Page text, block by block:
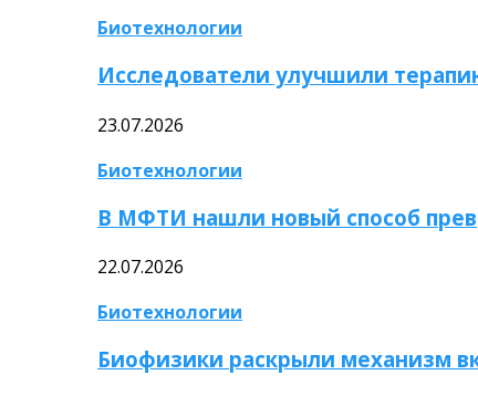
Биотехнологии
Исследователи улучшили
23.07.2026
Биотехнологии
В МФТИ нашли новый способ
22.07.2026
Биотехнологии
Биофизики раскрыли механизм